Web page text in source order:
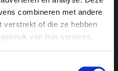
combineren met andere
verstrekt of die ze hebben
van hun services.